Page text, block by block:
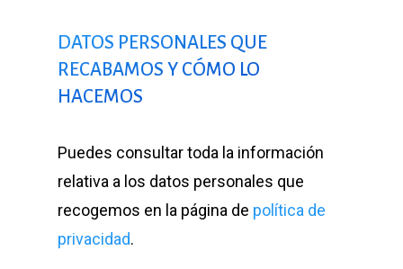
DATOS PERSONALES QUE
RECABAMOS Y CÓMO LO
HACEMOS
Puedes consultar toda la información
relativa a los datos personales que
recogemos en la página de política de
privacidad.